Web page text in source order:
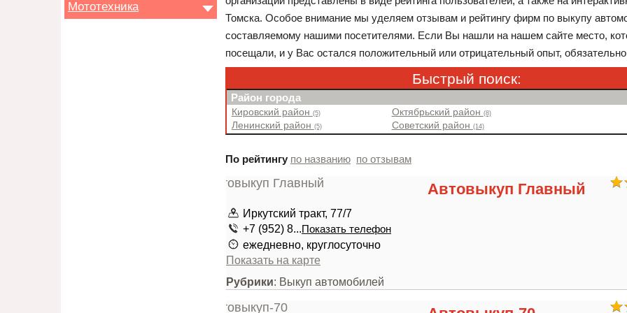
Мототехника
Томска. Особое внимание мы уделяем отзывам и рейтингу фирм по выкупу
составляемому нашими посетителями. Если Вы нашли на нашем сайте место,
посещали, и у Вас остался положительный или отрицательный опыт,
Быстрый поиск:
Район города
Кировский район (5)
Ленинский район (5)
Октябрьский район (8)
Советский район (14)
По рейтингу по названию по отзывам
Автовыкуп Главный
Иркутский тракт, 77/7
+7 (952) 8...Показать телефон
ежедневно, круглосуточно
Показать на карте
Рубрики: Выкуп автомобилей